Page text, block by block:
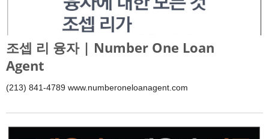
조셉 리 융자 | Number One Loan
Agent
(213) 841-4789 www.numberoneloanagent.com